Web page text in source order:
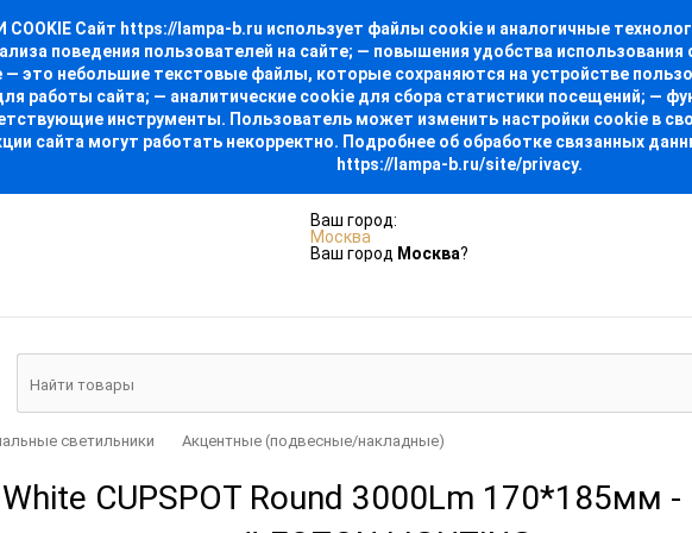
Сайт https://lampa-b.ru использует файлы cookie и аналогичные
поведения пользователей на сайте; — повышения удобства
— это небольшие текстовые файлы, которые сохраняются на устройстве
работы сайта; — аналитические cookie для сбора статистики посещений; —
инструменты. Пользователь может изменить настройки cookie в
сайта могут работать некорректно. Подробнее об обработке связанных
https://lampa-b.ru/site/privacy.
Ваш город:
Москва
Ваш город Москва?
светильники Акцентные (подвесные/накладные)
CUPSPOT Round 3000Lm 170*185мм